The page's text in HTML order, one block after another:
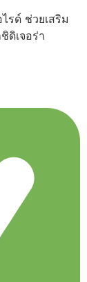
รด์ ช่วยเสริม
ดิเจอร่า